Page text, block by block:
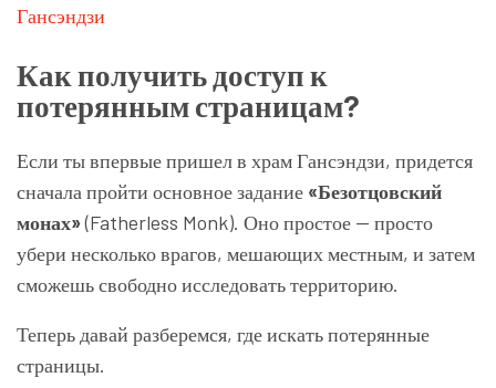
Как получить доступ к
потерянным страницам?
Если ты впервые пришел в храм Гансэндзи, придется
сначала пройти основное задание «Безотцовский
монах»(Fatherless Monk). Оно простое — просто
убери несколько врагов, мешающих местным, и затем
сможешь свободно исследовать территорию.
Теперь давай разберемся, где искать потерянные
страницы.